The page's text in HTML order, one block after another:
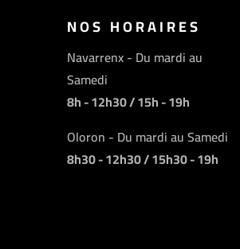
NOS HORAIRES
Navarrenx - Du mardi au
Samedi
8h - 12h30 / 15h - 19h
Oloron - Du mardi au Samedi
8h30 - 12h30 / 15h30 - 19h